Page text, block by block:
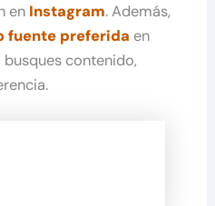
en Instagram. Además,
fuente preferida en
contenido,